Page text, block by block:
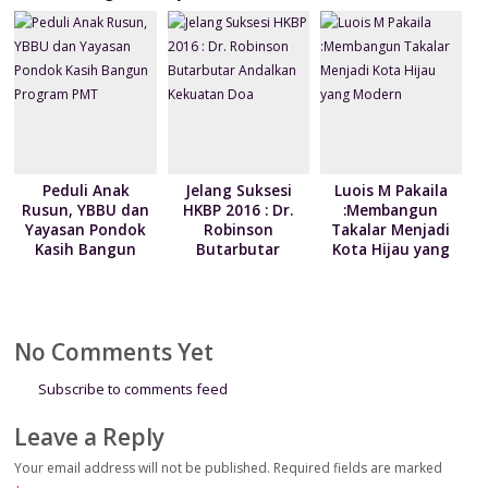
Maruarar Sirait:
Minggu Keluarga
akan Serahkan Ke
Negara untuk
Disemayangkan di
Peduli Anak
Rusun, YBBU dan
Yayasan Pondok
Kasih Bangun
Jelang Suksesi
HKBP 2016 : Dr.
Robinson
Butarbutar
Luois M Pakaila
:Membangun
Takalar Menjadi
Kota Hijau yang
No Comments Yet
Subscribe to comments feed
Leave a Reply
Your email address will not be published. Required fields are marked